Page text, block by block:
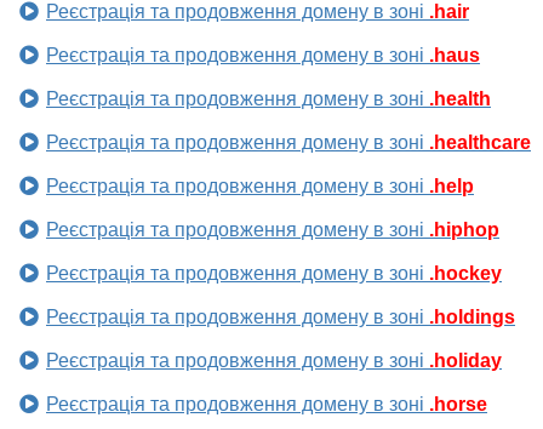
Реєстрація та продовження домену в зоні .hair
Реєстрація та продовження домену в зоні .haus
Реєстрація та продовження домену в зоні .health
Реєстрація та продовження домену в зоні .healthcare
Реєстрація та продовження домену в зоні .help
Реєстрація та продовження домену в зоні .hiphop
Реєстрація та продовження домену в зоні .hockey
Реєстрація та продовження домену в зоні .holdings
Реєстрація та продовження домену в зоні .holiday
Реєстрація та продовження домену в зоні .horse